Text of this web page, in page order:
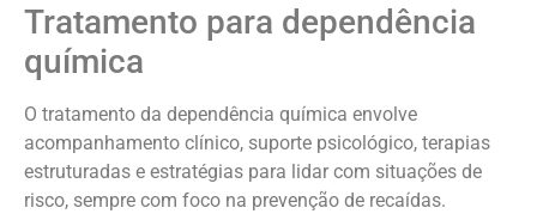
Tratamento para dependência
química
O tratamento da dependência química envolve
acompanhamento clínico, suporte psicológico, terapias
estruturadas e estratégias para lidar com situações de
risco, sempre com foco na prevenção de recaídas.